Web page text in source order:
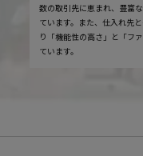
数の取引先に恵まれ、豊富
ています。また、仕入れ先
り「機能性の高さ」と「フ
ています。